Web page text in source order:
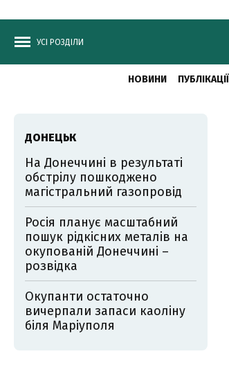
УСІ РОЗДІЛИ
НОВИНИ ПУБЛІКАЦІЇ
ДОНЕЦЬК
На Донеччині в результаті
обстрілу пошкоджено
магістральний газопровід
Росія планує масштабний
пошук рідкісних металів на
окупованій Донеччині –
розвідка
Окупанти остаточно
вичерпали запаси каоліну
біля Маріуполя